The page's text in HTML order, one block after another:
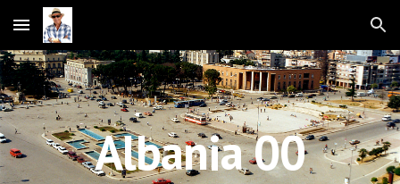
Skip to main content Skip to navigation
Albania 00